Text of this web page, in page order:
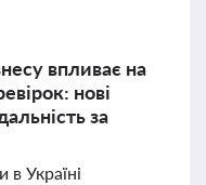
впливає на
нові
за
в Україні